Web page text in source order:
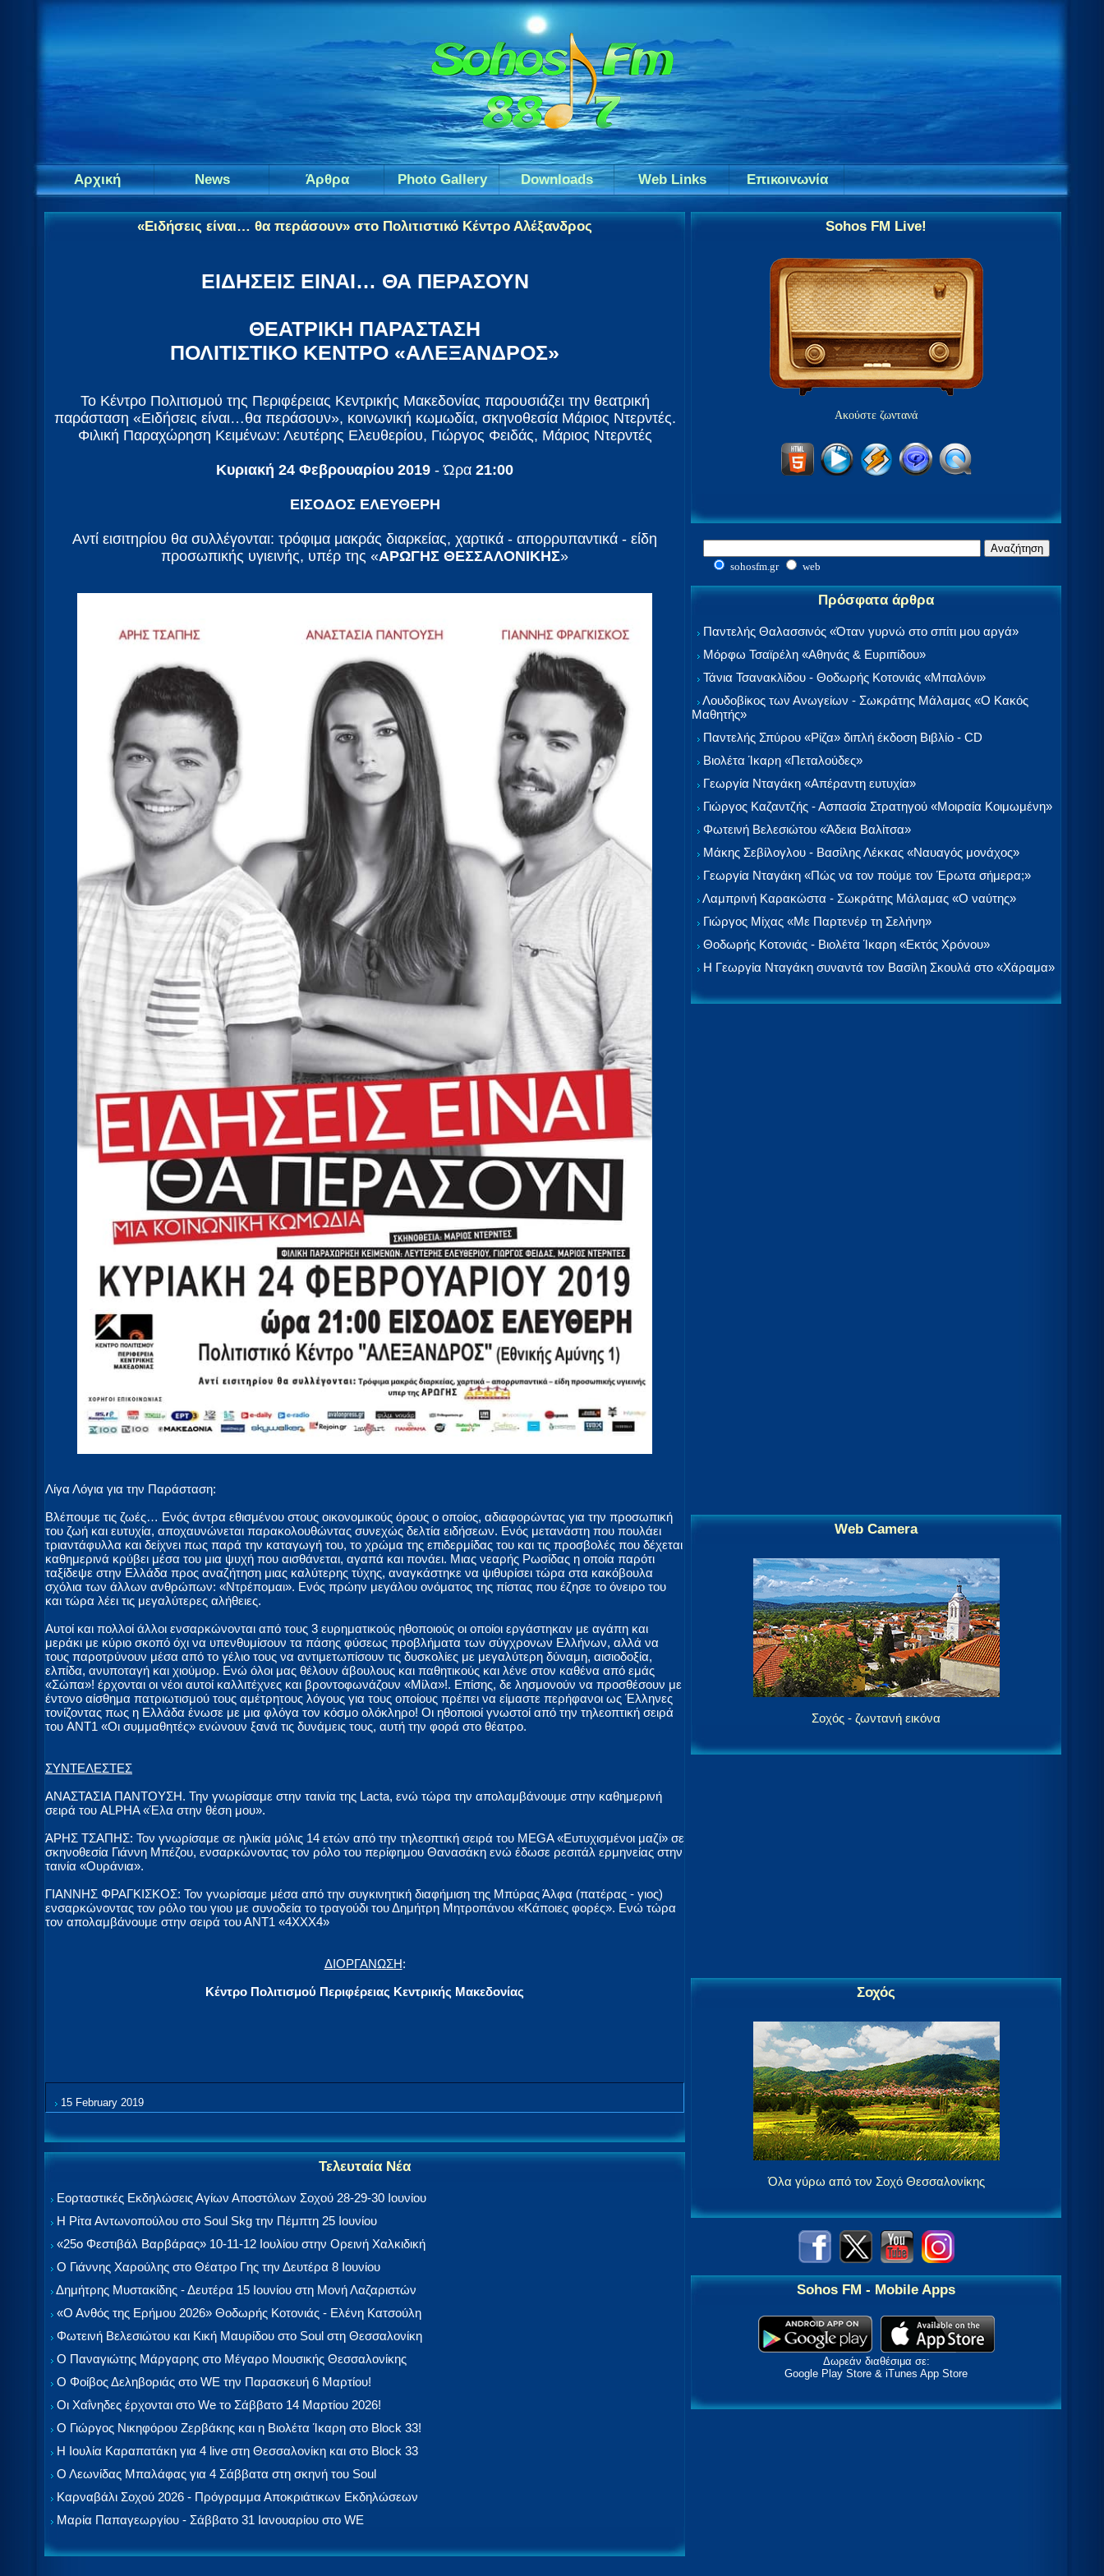
Αρχική News Άρθρα Photo Gallery Downloads Web Links Επικοινωνία
«Ειδήσεις είναι… θα περάσουν» στο Πολιτιστικό Κέντρο Αλέξανδρος
ΕΙΔΗΣΕΙΣ ΕΙΝΑΙ… ΘΑ ΠΕΡΑΣΟΥΝ
ΘΕΑΤΡΙΚΗ ΠΑΡΑΣΤΑΣΗ
ΠΟΛΙΤΙΣΤΙΚΟ ΚΕΝΤΡΟ «ΑΛΕΞΑΝΔΡΟΣ»
Το Κέντρο Πολιτισμού της Περιφέρειας Κεντρικής Μακεδονίας παρουσιάζει την θεατρική
παράσταση «Ειδήσεις είναι…θα περάσουν», κοινωνική κωμωδία, σκηνοθεσία Μάριος Ντερντές.
Φιλική Παραχώρηση Κειμένων: Λευτέρης Ελευθερίου, Γιώργος Φειδάς, Μάριος Ντερντές
Κυριακή 24 Φεβρουαρίου 2019 - Ώρα 21:00
ΕΙΣΟΔΟΣ ΕΛΕΥΘΕΡΗ
Αντί εισιτηρίου θα συλλέγονται: τρόφιμα μακράς διαρκείας, χαρτικά - απορρυπαντικά - είδη
προσωπικής υγιεινής, υπέρ της «ΑΡΩΓΗΣ ΘΕΣΣΑΛΟΝΙΚΗΣ»
Λίγα Λόγια για την Παράσταση:
Βλέπουμε τις ζωές… Ενός άντρα εθισμένου στους οικονομικούς όρους ο οποίος, αδιαφορώντας για την προσωπική
του ζωή και ευτυχία, αποχαυνώνεται παρακολουθώντας συνεχώς δελτία ειδήσεων. Ενός μετανάστη που πουλάει
τριαντάφυλλα και δείχνει πως παρά την καταγωγή του, το χρώμα της επιδερμίδας του και τις προσβολές που δέχεται
καθημερινά κρύβει μέσα του μια ψυχή που αισθάνεται, αγαπά και πονάει. Μιας νεαρής Ρωσίδας η οποία παρότι
ταξίδεψε στην Ελλάδα προς αναζήτηση μιας καλύτερης τύχης, αναγκάστηκε να ψιθυρίσει τώρα στα κακόβουλα
σχόλια των άλλων ανθρώπων: «Ντρέπομαι». Ενός πρώην μεγάλου ονόματος της πίστας που έζησε το όνειρο του
και τώρα λέει τις μεγαλύτερες αλήθειες.
Αυτοί και πολλοί άλλοι ενσαρκώνονται από τους 3 ευρηματικούς ηθοποιούς οι οποίοι εργάστηκαν με αγάπη και
μεράκι με κύριο σκοπό όχι να υπενθυμίσουν τα πάσης φύσεως προβλήματα των σύγχρονων Ελλήνων, αλλά να
τους παροτρύνουν μέσα από το γέλιο τους να αντιμετωπίσουν τις δυσκολίες με μεγαλύτερη δύναμη, αισιοδοξία,
ελπίδα, ανυποταγή και χιούμορ. Ενώ όλοι μας θέλουν άβουλους και παθητικούς και λένε στον καθένα από εμάς
«Σώπα»! έρχονται οι νέοι αυτοί καλλιτέχνες και βροντοφωνάζουν «Μίλα»!. Επίσης, δε λησμονούν να προσθέσουν με
έντονο αίσθημα πατριωτισμού τους αμέτρητους λόγους για τους οποίους πρέπει να είμαστε περήφανοι ως Έλληνες
τονίζοντας πως η Ελλάδα ένωσε με μια φλόγα τον κόσμο ολόκληρο! Οι ηθοποιοί γνωστοί από την τηλεοπτική σειρά
του ANT1 «Οι συμμαθητές» ενώνουν ξανά τις δυνάμεις τους, αυτή την φορά στο θέατρο.
ΣΥΝΤΕΛΕΣΤΕΣ
ΑΝΑΣΤΑΣΙΑ ΠΑΝΤΟΥΣΗ. Την γνωρίσαμε στην ταινία της Lacta, ενώ τώρα την απολαμβάνουμε στην καθημερινή
σειρά του ALPHA «Έλα στην θέση μου».
ΆΡΗΣ ΤΣΑΠΗΣ: Τον γνωρίσαμε σε ηλικία μόλις 14 ετών από την τηλεοπτική σειρά του MEGA «Ευτυχισμένοι μαζί» σε
σκηνοθεσία Γιάννη Μπέζου, ενσαρκώνοντας τον ρόλο του περίφημου Θανασάκη ενώ έδωσε ρεσιτάλ ερμηνείας στην
ταινία «Ουράνια».
ΓΙΑΝΝΗΣ ΦΡΑΓΚΙΣΚΟΣ: Τον γνωρίσαμε μέσα από την συγκινητική διαφήμιση της Μπύρας Άλφα (πατέρας - γιος)
ενσαρκώνοντας τον ρόλο του γιου με συνοδεία το τραγούδι του Δημήτρη Μητροπάνου «Κάποιες φορές». Ενώ τώρα
τον απολαμβάνουμε στην σειρά του ΑΝΤ1 «4ΧΧΧ4»
ΔΙΟΡΓΑΝΩΣΗ:
Κέντρο Πολιτισμού Περιφέρειας Κεντρικής Μακεδονίας
15 February 2019
Τελευταία Νέα
Εορταστικές Εκδηλώσεις Αγίων Αποστόλων Σοχού 28-29-30 Ιουνίου
Η Ρίτα Αντωνοπούλου στο Soul Skg την Πέμπτη 25 Ιουνίου
«25ο Φεστιβάλ Βαρβάρας» 10-11-12 Ιουλίου στην Ορεινή Χαλκιδική
Ο Γιάννης Χαρούλης στο Θέατρο Γης την Δευτέρα 8 Ιουνίου
Δημήτρης Μυστακίδης - Δευτέρα 15 Ιουνίου στη Μονή Λαζαριστών
«Ο Ανθός της Ερήμου 2026» Θοδωρής Κοτονιάς - Ελένη Κατσούλη
Φωτεινή Βελεσιώτου και Κική Μαυρίδου στο Soul στη Θεσσαλονίκη
Ο Παναγιώτης Μάργαρης στο Μέγαρο Μουσικής Θεσσαλονίκης
Ο Φοίβος Δεληβοριάς στο WE την Παρασκευή 6 Μαρτίου!
Οι Χαΐνηδες έρχονται στο We το Σάββατο 14 Μαρτίου 2026!
Ο Γιώργος Νικηφόρου Ζερβάκης και η Βιολέτα Ίκαρη στο Block 33!
Η Ιουλία Καραπατάκη για 4 live στη Θεσσαλονίκη και στο Block 33
Ο Λεωνίδας Μπαλάφας για 4 Σάββατα στη σκηνή του Soul
Καρναβάλι Σοχού 2026 - Πρόγραμμα Αποκριάτικων Εκδηλώσεων
Μαρία Παπαγεωργίου - Σάββατο 31 Ιανουαρίου στο WE
Sohos FM Live!
Ακούστε ζωντανά
sohosfm.gr web
Πρόσφατα άρθρα
Παντελής Θαλασσινός «Όταν γυρνώ στο σπίτι μου αργά»
Μόρφω Τσαϊρέλη «Αθηνάς & Ευριπίδου»
Τάνια Τσανακλίδου - Θοδωρής Κοτονιάς «Μπαλόνι»
Λουδοβίκος των Ανωγείων - Σωκράτης Μάλαμας «Ο Κακός
Μαθητής»
Παντελής Σπύρου «Ρίζα» διπλή έκδοση Βιβλίο - CD
Βιολέτα Ίκαρη «Πεταλούδες»
Γεωργία Νταγάκη «Aπέραντη ευτυχία»
Γιώργος Καζαντζής - Ασπασία Στρατηγού «Μοιραία Κοιμωμένη»
Φωτεινή Βελεσιώτου «Άδεια Βαλίτσα»
Μάκης Σεβίλογλου - Βασίλης Λέκκας «Ναυαγός μονάχος»
Γεωργία Νταγάκη «Πώς να τον πούμε τον Έρωτα σήμερα;»
Λαμπρινή Καρακώστα - Σωκράτης Μάλαμας «Ο ναύτης»
Γιώργος Μίχας «Με Παρτενέρ τη Σελήνη»
Θοδωρής Κοτονιάς - Βιολέτα Ίκαρη «Εκτός Χρόνου»
Η Γεωργία Νταγάκη συναντά τον Βασίλη Σκουλά στο «Χάραμα»
Web Camera
Σοχός - ζωντανή εικόνα
Σοχός
Όλα γύρω από τον Σοχό Θεσσαλονίκης
Sohos FM - Mobile Apps
Δωρεάν διαθέσιμα σε:
Google Play Store & iTunes App Store